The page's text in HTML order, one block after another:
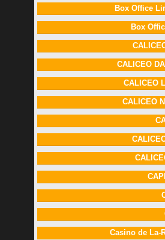
Box Office
Box
CALICEO
CALICEO
CALICEO
Casino de La-